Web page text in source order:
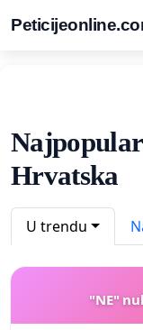
Hrvatska
U trendu
"NE"